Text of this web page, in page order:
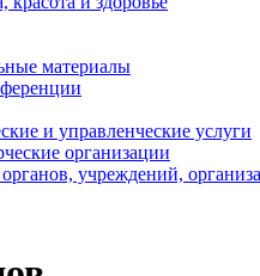
материалы
и управленческие услуги
организации
учреждений,